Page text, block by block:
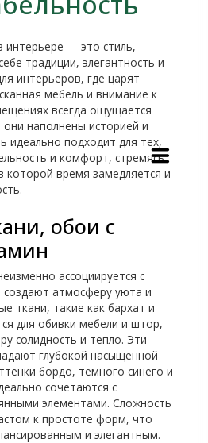
интерьере — это стиль,
традиции, элегантность и
интерьеров, где царят
мебель и внимание к
всегда ощущается
они наполнены историей и
идеально подходит для тех,
и комфорт, стремясь
которой время замедляется и
обои с
ассоциируется с
создают атмосферу уюта и
ткани, такие как бархат и
для обивки мебели и штор,
солидность и тепло. Эти
глубокой насыщенной
бордо, темного синего и
сочетаются с
элементами. Сложность
к простоте форм, что
и элегантным.